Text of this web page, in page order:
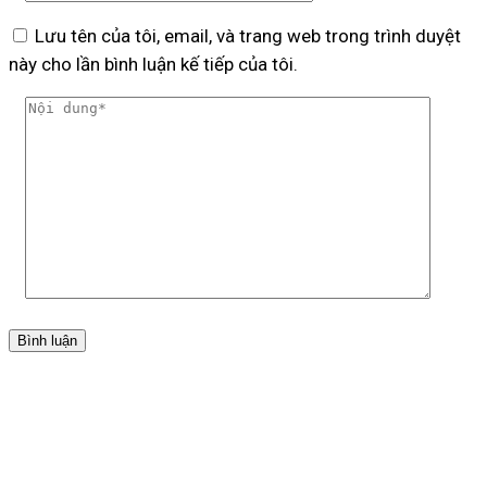
Lưu tên của tôi, email, và trang web trong trình duyệt
này cho lần bình luận kế tiếp của tôi.